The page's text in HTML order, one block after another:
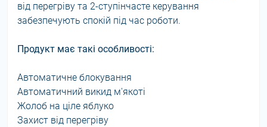
від перегріву та 2-ступінчасте керування
забезпечують спокій під час роботи.
Продукт має такі особливості:
Автоматичне блокування
Автоматичний викид м'якоті
Жолоб на ціле яблуко
Захист від перегріву